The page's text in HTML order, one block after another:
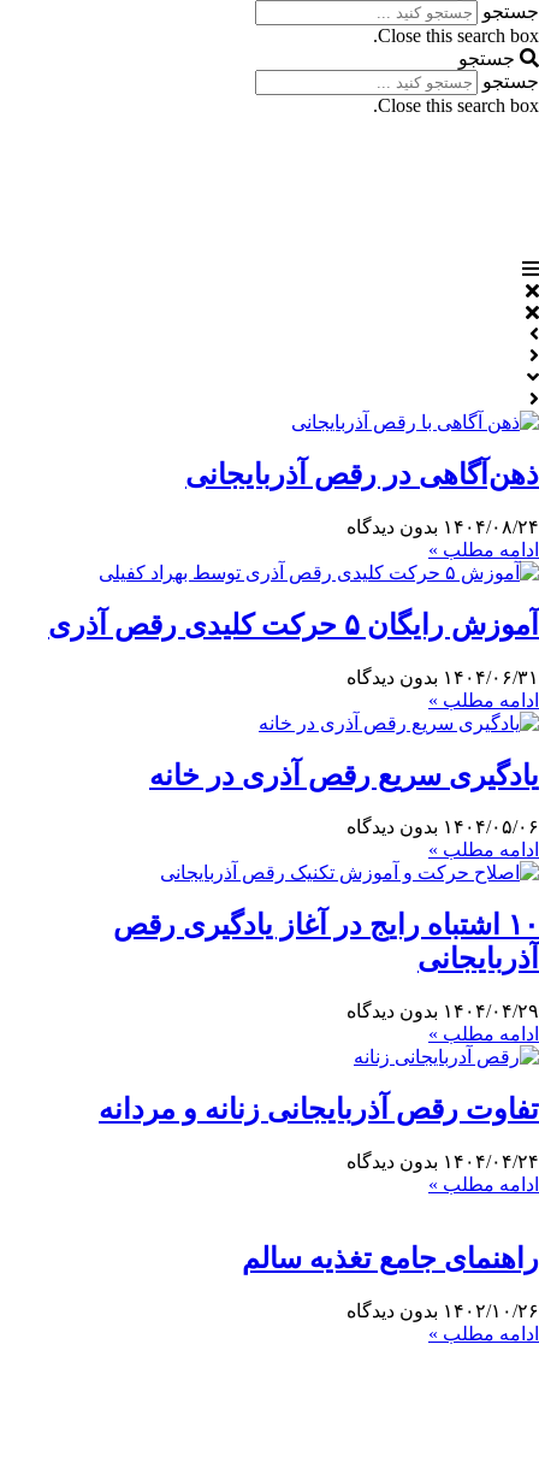
جستجو
Close this search box.
جستجو
جستجو
Close this search box.
ذهن‌آگاهی در رقص آذربایجانی
۱۴۰۴/۰۸/۲۴ بدون دیدگاه
ادامه مطلب »
آموزش رایگان ۵ حرکت کلیدی رقص آذری
۱۴۰۴/۰۶/۳۱ بدون دیدگاه
ادامه مطلب »
یادگیری سریع‌ رقص آذری در خانه
۱۴۰۴/۰۵/۰۶ بدون دیدگاه
ادامه مطلب »
۱۰ اشتباه رایج در آغاز یادگیری رقص
آذربایجانی
۱۴۰۴/۰۴/۲۹ بدون دیدگاه
ادامه مطلب »
تفاوت رقص آذربایجانی زنانه و مردانه
۱۴۰۴/۰۴/۲۴ بدون دیدگاه
ادامه مطلب »
راهنمای جامع تغذیه سالم
۱۴۰۲/۱۰/۲۶ بدون دیدگاه
ادامه مطلب »